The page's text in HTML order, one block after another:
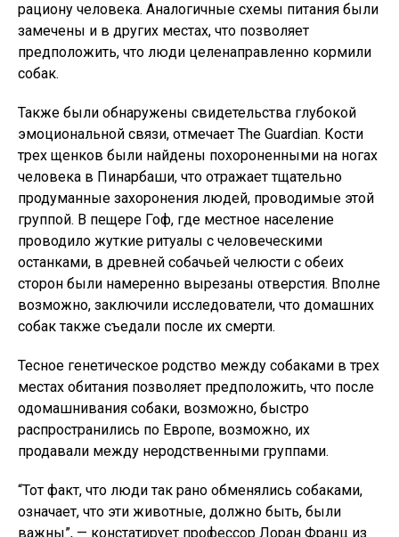
рациону человека. Аналогичные схемы питания были
замечены и в других местах, что позволяет
предположить, что люди целенаправленно кормили
собак.
Также были обнаружены свидетельства глубокой
эмоциональной связи, отмечает The Guardian. Кости
трех щенков были найдены похороненными на ногах
человека в Пинарбаши, что отражает тщательно
продуманные захоронения людей, проводимые этой
группой. В пещере Гоф, где местное население
проводило жуткие ритуалы с человеческими
останками, в древней собачьей челюсти с обеих
сторон были намеренно вырезаны отверстия. Вполне
возможно, заключили исследователи, что домашних
собак также съедали после их смерти.
Тесное генетическое родство между собаками в трех
местах обитания позволяет предположить, что после
одомашнивания собаки, возможно, быстро
распространились по Европе, возможно, их
продавали между неродственными группами.
“Тот факт, что люди так рано обменялись собаками,
означает, что эти животные, должно быть, были
важны”, — констатирует профессор Лоран Франц из